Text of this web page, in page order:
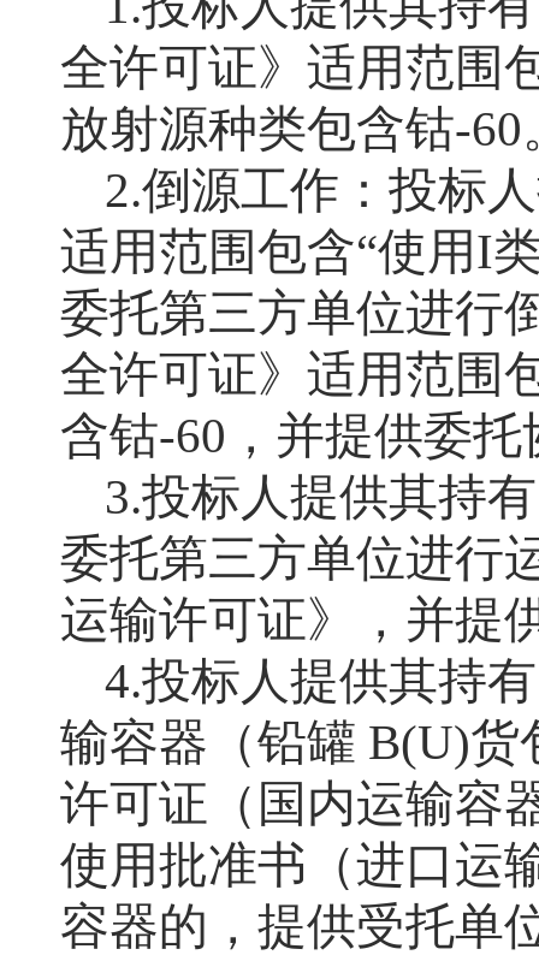
全许可证》适用范围
放射源种类包含钴-60
2.倒源工作：投标
适用范围包含“使用I
委托第三方单位进行
全许可证》适用范围
含钴-60，并提供委托
3.投标人提供其持
委托第三方单位进行
运输许可证》，并提
4.投标人提供其持
输容器（铅罐 B(U)
许可证（国内运输容
使用批准书（进口运
容器的，提供受托单